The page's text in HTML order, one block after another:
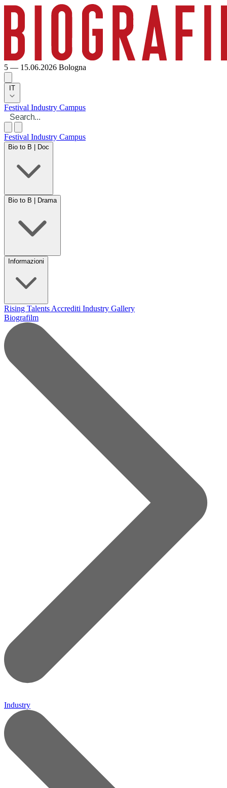
5 — 15.06.2026 Bologna
IT
Festival Industry Campus
Festival Industry Campus
Bio to B | Doc
Bio to B | Drama
Informazioni
Rising Talents Accrediti Industry Gallery
Biografilm
Industry